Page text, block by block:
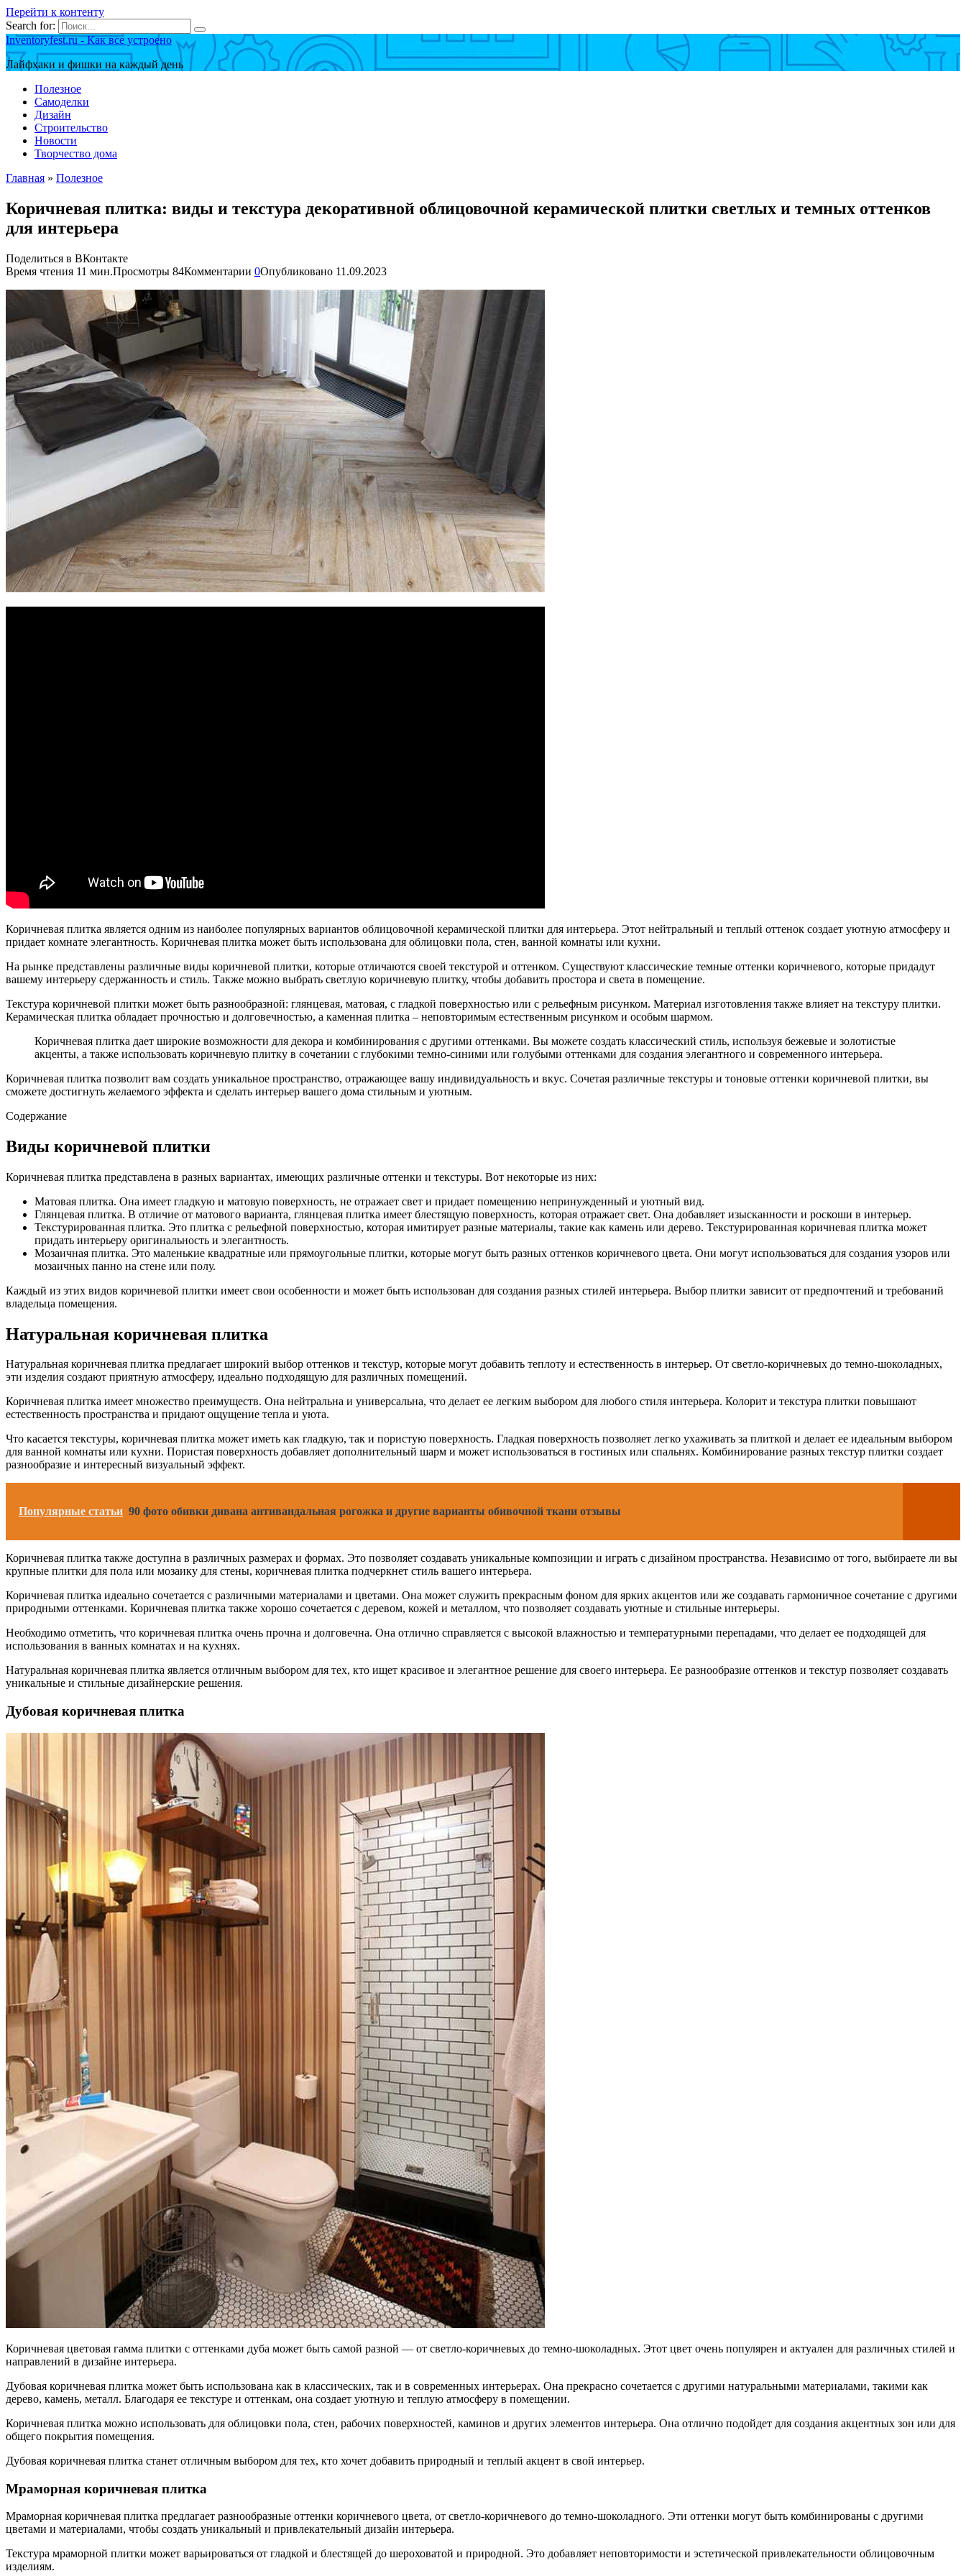
Перейти к контенту
Search for:
Inventoryfest.ru - Как все устроено
Лайфхаки и фишки на каждый день
Полезное
Самоделки
Дизайн
Строительство
Новости
Творчество дома
Главная » Полезное
Коричневая плитка: виды и текстура декоративной облицовочной керамической плитки светлых и темных оттенков
для интерьера
Поделиться в ВКонтакте
Время чтения 11 мин.Просмотры 84Комментарии 0Опубликовано 11.09.2023
Коричневая плитка является одним из наиболее популярных вариантов облицовочной керамической плитки для интерьера. Этот нейтральный и теплый оттенок создает уютную атмосферу и
придает комнате элегантность. Коричневая плитка может быть использована для облицовки пола, стен, ванной комнаты или кухни.
На рынке представлены различные виды коричневой плитки, которые отличаются своей текстурой и оттенком. Существуют классические темные оттенки коричневого, которые придадут
вашему интерьеру сдержанность и стиль. Также можно выбрать светлую коричневую плитку, чтобы добавить простора и света в помещение.
Текстура коричневой плитки может быть разнообразной: глянцевая, матовая, с гладкой поверхностью или с рельефным рисунком. Материал изготовления также влияет на текстуру плитки.
Керамическая плитка обладает прочностью и долговечностью, а каменная плитка – неповторимым естественным рисунком и особым шармом.
Коричневая плитка дает широкие возможности для декора и комбинирования с другими оттенками. Вы можете создать классический стиль, используя бежевые и золотистые
акценты, а также использовать коричневую плитку в сочетании с глубокими темно-синими или голубыми оттенками для создания элегантного и современного интерьера.
Коричневая плитка позволит вам создать уникальное пространство, отражающее вашу индивидуальность и вкус. Сочетая различные текстуры и тоновые оттенки коричневой плитки, вы
сможете достигнуть желаемого эффекта и сделать интерьер вашего дома стильным и уютным.
Содержание
Виды коричневой плитки
Коричневая плитка представлена в разных вариантах, имеющих различные оттенки и текстуры. Вот некоторые из них:
Матовая плитка. Она имеет гладкую и матовую поверхность, не отражает свет и придает помещению непринужденный и уютный вид.
Глянцевая плитка. В отличие от матового варианта, глянцевая плитка имеет блестящую поверхность, которая отражает свет. Она добавляет изысканности и роскоши в интерьер.
Текстурированная плитка. Это плитка с рельефной поверхностью, которая имитирует разные материалы, такие как камень или дерево. Текстурированная коричневая плитка может
придать интерьеру оригинальность и элегантность.
Мозаичная плитка. Это маленькие квадратные или прямоугольные плитки, которые могут быть разных оттенков коричневого цвета. Они могут использоваться для создания узоров или
мозаичных панно на стене или полу.
Каждый из этих видов коричневой плитки имеет свои особенности и может быть использован для создания разных стилей интерьера. Выбор плитки зависит от предпочтений и требований
владельца помещения.
Натуральная коричневая плитка
Натуральная коричневая плитка предлагает широкий выбор оттенков и текстур, которые могут добавить теплоту и естественность в интерьер. От светло-коричневых до темно-шоколадных,
эти изделия создают приятную атмосферу, идеально подходящую для различных помещений.
Коричневая плитка имеет множество преимуществ. Она нейтральна и универсальна, что делает ее легким выбором для любого стиля интерьера. Колорит и текстура плитки повышают
естественность пространства и придают ощущение тепла и уюта.
Что касается текстуры, коричневая плитка может иметь как гладкую, так и пористую поверхность. Гладкая поверхность позволяет легко ухаживать за плиткой и делает ее идеальным выбором
для ванной комнаты или кухни. Пористая поверхность добавляет дополнительный шарм и может использоваться в гостиных или спальнях. Комбинирование разных текстур плитки создает
разнообразие и интересный визуальный эффект.
Популярные статьи 90 фото обивки дивана антивандальная рогожка и другие варианты обивочной ткани отзывы
Коричневая плитка также доступна в различных размерах и формах. Это позволяет создавать уникальные композиции и играть с дизайном пространства. Независимо от того, выбираете ли вы
крупные плитки для пола или мозаику для стены, коричневая плитка подчеркнет стиль вашего интерьера.
Коричневая плитка идеально сочетается с различными материалами и цветами. Она может служить прекрасным фоном для ярких акцентов или же создавать гармоничное сочетание с другими
природными оттенками. Коричневая плитка также хорошо сочетается с деревом, кожей и металлом, что позволяет создавать уютные и стильные интерьеры.
Необходимо отметить, что коричневая плитка очень прочна и долговечна. Она отлично справляется с высокой влажностью и температурными перепадами, что делает ее подходящей для
использования в ванных комнатах и на кухнях.
Натуральная коричневая плитка является отличным выбором для тех, кто ищет красивое и элегантное решение для своего интерьера. Ее разнообразие оттенков и текстур позволяет создавать
уникальные и стильные дизайнерские решения.
Дубовая коричневая плитка
Коричневая цветовая гамма плитки с оттенками дуба может быть самой разной — от светло-коричневых до темно-шоколадных. Этот цвет очень популярен и актуален для различных стилей и
направлений в дизайне интерьера.
Дубовая коричневая плитка может быть использована как в классических, так и в современных интерьерах. Она прекрасно сочетается с другими натуральными материалами, такими как
дерево, камень, металл. Благодаря ее текстуре и оттенкам, она создает уютную и теплую атмосферу в помещении.
Коричневая плитка можно использовать для облицовки пола, стен, рабочих поверхностей, каминов и других элементов интерьера. Она отлично подойдет для создания акцентных зон или для
общего покрытия помещения.
Дубовая коричневая плитка станет отличным выбором для тех, кто хочет добавить природный и теплый акцент в свой интерьер.
Мраморная коричневая плитка
Мраморная коричневая плитка предлагает разнообразные оттенки коричневого цвета, от светло-коричневого до темно-шоколадного. Эти оттенки могут быть комбинированы с другими
цветами и материалами, чтобы создать уникальный и привлекательный дизайн интерьера.
Текстура мраморной плитки может варьироваться от гладкой и блестящей до шероховатой и природной. Это добавляет неповторимости и эстетической привлекательности облицовочным
изделиям.